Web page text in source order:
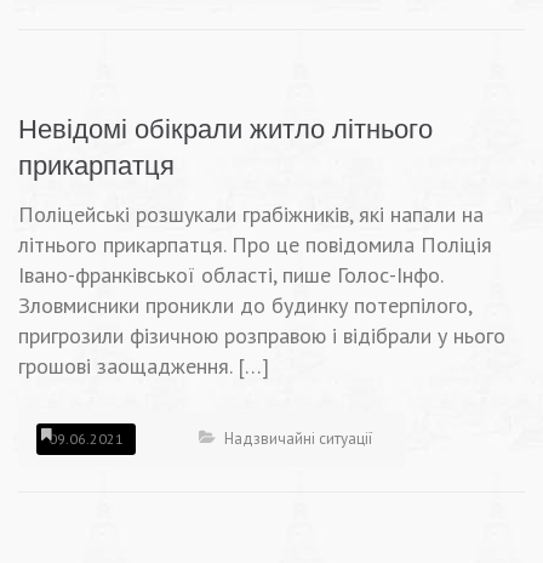
Невідомі обікрали житло літнього
прикарпатця
Поліцейські розшукали грабіжників, які напали на
літнього прикарпатця. Про це повідомила Поліція
Івано-франківської області, пише Голос-Інфо.
Зловмисники проникли до будинку потерпілого,
пригрозили фізичною розправою і відібрали у нього
грошові заощадження. […]
09.06.2021 Надзвичайні ситуації